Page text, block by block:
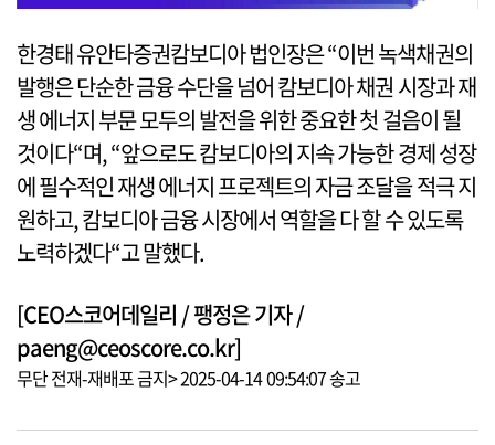
한경태 유안타증권캄보디아 법인장은 “이번 녹색채권의
발행은 단순한 금융 수단을 넘어 캄보디아 채권 시장과 재
생 에너지 부문 모두의 발전을 위한 중요한 첫 걸음이 될
것이다“며, “앞으로도 캄보디아의 지속 가능한 경제 성장
에 필수적인 재생 에너지 프로젝트의 자금 조달을 적극 지
원하고, 캄보디아 금융 시장에서 역할을 다 할 수 있도록
노력하겠다“고 말했다.
[CEO스코어데일리 / 팽정은 기자 /
paeng@ceoscore.co.kr]
무단 전재-재배포 금지> 2025-04-14 09:54:07 송고